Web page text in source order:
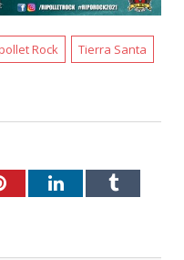
Rock
Tierra Santa
PinterestLinkedInTumblr